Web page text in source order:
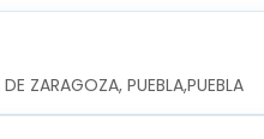
ZARAGOZA, PUEBLA,PUEBLA